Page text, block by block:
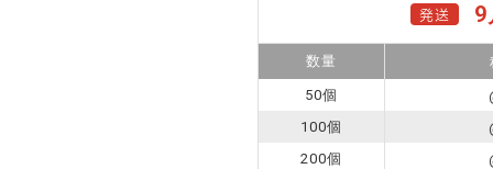
発送 9
数量
50個
100個
200個